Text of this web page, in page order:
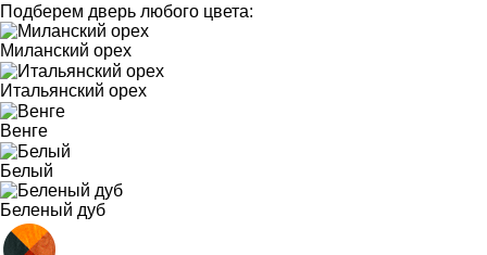
Подберем дверь любого цвета:
Миланский орех
Итальянский орех
Венге
Белый
Беленый дуб